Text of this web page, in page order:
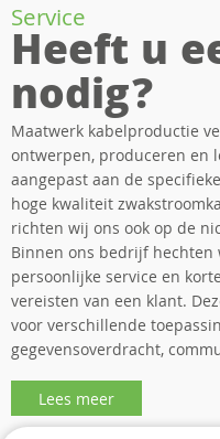
Service
Heeft u
nodig?
Maatwerk kabelproductie
ontwerpen, produceren en
aangepast aan de
hoge kwaliteit
richten wij ons ook op de
Binnen ons bedrijf
persoonlijke service en
vereisten van een klant.
voor verschillende
gegevensoverdracht,
Lees meer